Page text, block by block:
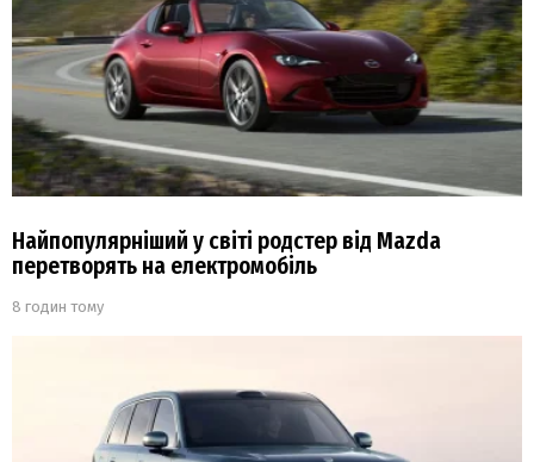
Найпопулярніший у світі родстер від Mazda
перетворять на електромобіль
8 годин тому